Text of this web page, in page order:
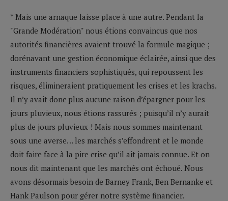
* Mais une arnaque laisse place à une autre. Pendant la
"Grande Modération" nous étions convaincus que nos
autorités financières avaient trouvé la formule magique ;
dorénavant une gestion économique éclairée, ainsi que des
instruments financiers sophistiqués, qui repoussent les
risques, élimineraient pratiquement les crises et les krachs.
Il n’y avait donc plus aucune raison d’épargner pour les
jours pluvieux, nous étions rassurés ; puisqu’il n’y aurait
plus de jours pluvieux ! Mais nous sommes maintenant
sous une averse… les marchés s’effondrent et le monde
doit faire face à la pire crise qu’il ait jamais connue. Et on
nous dit maintenant que les marchés ont échoué. Nous
avons désormais besoin de Barney Frank, Ben Bernanke et
Hank Paulson pour gérer notre système financier.